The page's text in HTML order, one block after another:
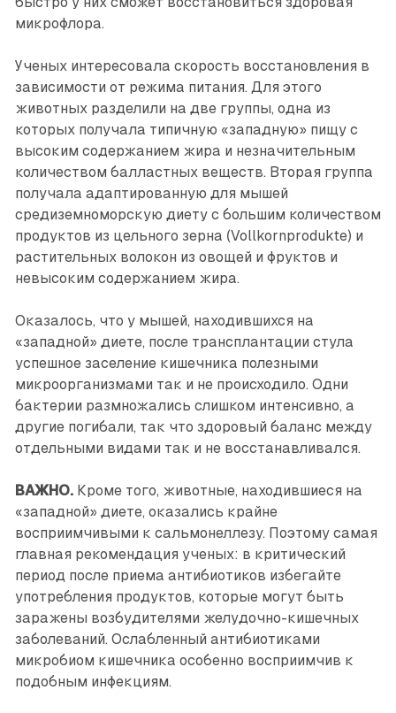
микрофлора.
Ученых интересовала скорость восстановления в
зависимости от режима питания. Для этого
животных разделили на две группы, одна из
которых получала типичную «западную» пищу с
высоким содержанием жира и незначительным
количеством балластных веществ. Вторая группа
получала адаптированную для мышей
средиземноморскую диету с большим количеством
продуктов из цельного зерна (Vollkornprodukte) и
растительных волокон из овощей и фруктов и
невысоким содержанием жира.
Оказалось, что у мышей, находившихся на
«западной» диете, после трансплантации стула
успешное заселение кишечника полезными
микроорганизмами так и не происходило. Одни
бактерии размножались слишком интенсивно, а
другие погибали, так что здоровый баланс между
отдельными видами так и не восстанавливался.
ВАЖНО.Кроме того, животные, находившиеся на
«западной» диете, оказались крайне
восприимчивыми к сальмонеллезу. Поэтому самая
главная рекомендация ученых: в критический
период после приема антибиотиков избегайте
употребления продуктов, которые могут быть
заражены возбудителями желудочно-кишечных
заболеваний. Ослабленный антибиотиками
микробиом кишечника особенно восприимчив к
подобным инфекциям.